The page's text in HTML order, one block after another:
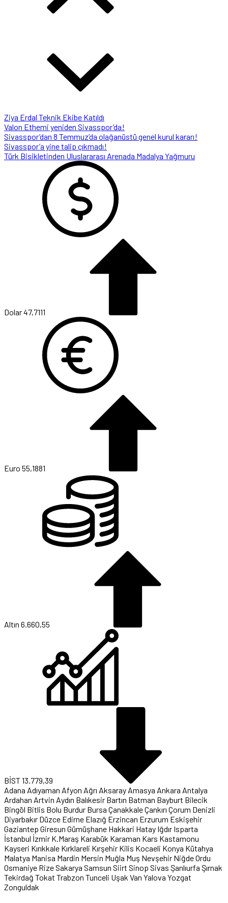
Ziya Erdal Teknik Ekibe Katıldı
Valon Ethemi yeniden Sivasspor’da!
Sivasspor’dan 8 Temmuz’da olağanüstü genel kurul kararı!
Sivasspor’a yine talip çıkmadı!
Türk Bisikletinden Uluslararası Arenada Madalya Yağmuru
Dolar47,7111
Euro 55,1881
Altın 6.660,55
BİST13.779,39
Adana Adıyaman Afyon Ağrı Aksaray Amasya Ankara Antalya
Ardahan Artvin Aydın Balıkesir Bartın Batman Bayburt Bilecik
Bingöl Bitlis Bolu Burdur Bursa ÇanakkaleÇankırı Çorum Denizli
Diyarbakır Düzce Edirne Elazığ Erzincan Erzurum Eskişehir
Gaziantep Giresun Gümüşhane Hakkari Hatay Iğdır Isparta
İstanbul İzmir K.Maraş Karabük Karaman Kars Kastamonu
Kayseri Kırıkkale Kırklareli Kırşehir Kilis Kocaeli Konya Kütahya
Malatya Manisa Mardin Mersin Muğla Muş Nevşehir NiğdeOrdu
Osmaniye RizeSakarya Samsun Siirt Sinop Sivas Şanlıurfa Şırnak
Tekirdağ Tokat Trabzon Tunceli Uşak Van Yalova Yozgat
Zonguldak